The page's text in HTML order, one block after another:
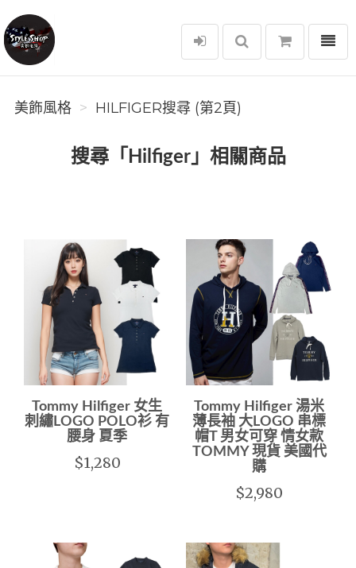
美飾風格
選單
美飾風格 HILFIGER搜尋 (第2頁)
搜尋「Hilfiger」相關商品
Tommy Hilfiger 女生
刺繡LOGO POLO衫 有
腰身 夏季
$1,280
Tommy Hilfiger 湯米
薄長袖 大LOGO 串標
帽T 男女可穿 情女款
TOMMY 現貨 美國代
購
$2,980